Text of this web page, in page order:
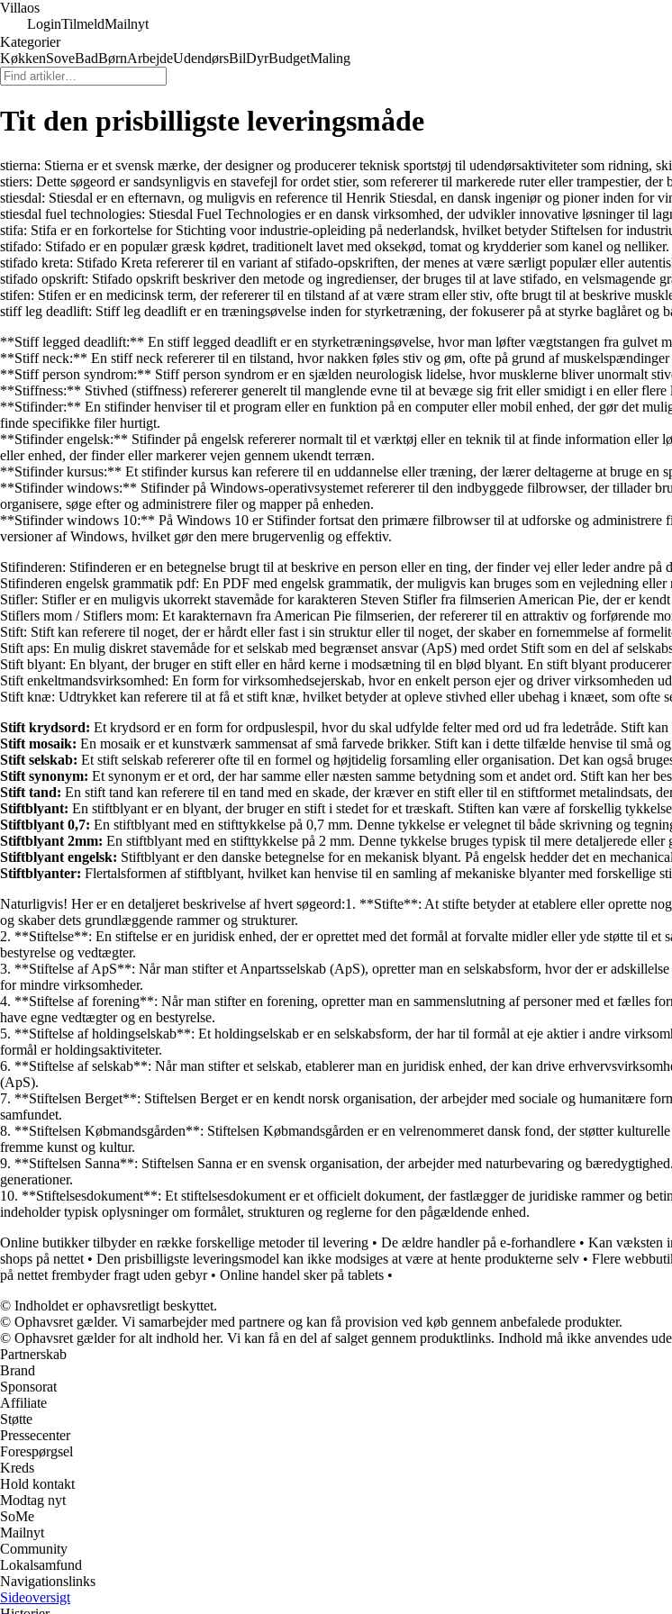
Villaos
LoginTilmeldMailnyt
Kategorier
KøkkenSoveBadBørnArbejdeUdendørsBilDyrBudgetMaling
Tit den prisbilligste leveringsmåde
stierna: Stierna er et svensk mærke, der designer og producerer teknisk sportstøj til udendørsaktiviteter som ridning,
stiers: Dette søgeord er sandsynligvis en stavefejl for ordet stier, som refererer til markerede ruter eller trampestier,
stiesdal: Stiesdal er en efternavn, og muligvis en reference til Henrik Stiesdal, en dansk ingeniør og pioner inden for
stiesdal fuel technologies: Stiesdal Fuel Technologies er en dansk virksomhed, der udvikler innovative løsninger til
stifa: Stifa er en forkortelse for Stichting voor industrie-opleiding på nederlandsk, hvilket betyder Stiftelsen for
stifado: Stifado er en populær græsk kødret, traditionelt lavet med oksekød, tomat og krydderier som kanel og nelliker.
stifado kreta: Stifado Kreta refererer til en variant af stifado-opskriften, der menes at være særligt populær eller
stifado opskrift: Stifado opskrift beskriver den metode og ingredienser, der bruges til at lave stifado, en velsmagende
stifen: Stifen er en medicinsk term, der refererer til en tilstand af at være stram eller stiv, ofte brugt til at beskrive
stiff leg deadlift: Stiff leg deadlift er en træningsøvelse inden for styrketræning, der fokuserer på at styrke baglåret og
**Stiff legged deadlift:** En stiff legged deadlift er en styrketræningsøvelse, hvor man løfter vægtstangen fra gulvet
**Stiff neck:** En stiff neck refererer til en tilstand, hvor nakken føles stiv og øm, ofte på grund af
**Stiff person syndrom:** Stiff person syndrom er en sjælden neurologisk lidelse, hvor musklerne bliver unormalt
**Stiffness:** Stivhed (stiffness) refererer generelt til manglende evne til at bevæge sig frit eller smidigt i en eller
**Stifinder:** En stifinder henviser til et program eller en funktion på en computer eller mobil enhed, der gør det
finde specifikke filer hurtigt.
**Stifinder engelsk:** Stifinder på engelsk refererer normalt til et værktøj eller en teknik til at finde information eller
eller enhed, der finder eller markerer vejen gennem ukendt terræn.
**Stifinder kursus:** Et stifinder kursus kan referere til en uddannelse eller træning, der lærer deltagerne at bruge
**Stifinder windows:** Stifinder på Windows-operativsystemet refererer til den indbyggede filbrowser, der tillader
organisere, søge efter og administrere filer og mapper på enheden.
**Stifinder windows 10:** På Windows 10 er Stifinder fortsat den primære filbrowser til at udforske og administrere
versioner af Windows, hvilket gør den mere brugervenlig og effektiv.
Stifinderen: Stifinderen er en betegnelse brugt til at beskrive en person eller en ting, der finder vej eller leder andre på
Stifinderen engelsk grammatik pdf: En PDF med engelsk grammatik, der muligvis kan bruges som en vejledning
Stifler: Stifler er en muligvis ukorrekt stavemåde for karakteren Steven Stifler fra filmserien American Pie, der er
Stiflers mom / Stiflers mom: Et karakternavn fra American Pie filmserien, der refererer til en attraktiv og forførende
Stift: Stift kan referere til noget, der er hårdt eller fast i sin struktur eller til noget, der skaber en fornemmelse af
Stift aps: En mulig diskret stavemåde for et selskab med begrænset ansvar (ApS) med ordet Stift som en del af
Stift blyant: En blyant, der bruger en stift eller en hård kerne i modsætning til en blød blyant. En stift blyant
Stift enkeltmandsvirksomhed: En form for virksomhedsejerskab, hvor en enkelt person ejer og driver virksomheden
Stift knæ: Udtrykket kan referere til at få et stift knæ, hvilket betyder at opleve stivhed eller ubehag i knæet, som ofte
Stift krydsord: Et krydsord er en form for ordpuslespil, hvor du skal udfylde felter med ord ud fra ledetråde. Stift
Stift mosaik: En mosaik er et kunstværk sammensat af små farvede brikker. Stift kan i dette tilfælde henvise til små
Stift selskab: Et stift selskab refererer ofte til en formel og højtidelig forsamling eller organisation. Det kan også
Stift synonym: Et synonym er et ord, der har samme eller næsten samme betydning som et andet ord. Stift kan her
Stift tand: En stift tand kan referere til en tand med en skade, der kræver en stift eller til en stiftformet metalindsats,
Stiftblyant: En stiftblyant er en blyant, der bruger en stift i stedet for et træskaft. Stiften kan være af forskellig
Stiftblyant 0,7: En stiftblyant med en stifttykkelse på 0,7 mm. Denne tykkelse er velegnet til både skrivning og
Stiftblyant 2mm: En stiftblyant med en stifttykkelse på 2 mm. Denne tykkelse bruges typisk til mere detaljerede
Stiftblyant engelsk: Stiftblyant er den danske betegnelse for en mekanisk blyant. På engelsk hedder det en
Stiftblyanter: Flertalsformen af stiftblyant, hvilket kan henvise til en samling af mekaniske blyanter med forskellige
Naturligvis! Her er en detaljeret beskrivelse af hvert søgeord:1. **Stifte**: At stifte betyder at etablere eller oprette
og skaber dets grundlæggende rammer og strukturer.
2. **Stiftelse**: En stiftelse er en juridisk enhed, der er oprettet med det formål at forvalte midler eller yde støtte til
bestyrelse og vedtægter.
3. **Stiftelse af ApS**: Når man stifter et Anpartsselskab (ApS), opretter man en selskabsform, hvor der er
for mindre virksomheder.
4. **Stiftelse af forening**: Når man stifter en forening, opretter man en sammenslutning af personer med et fælles
have egne vedtægter og en bestyrelse.
5. **Stiftelse af holdingselskab**: Et holdingselskab er en selskabsform, der har til formål at eje aktier i andre
formål er holdingsaktiviteter.
6. **Stiftelse af selskab**: Når man stifter et selskab, etablerer man en juridisk enhed, der kan drive
(ApS).
7. **Stiftelsen Berget**: Stiftelsen Berget er en kendt norsk organisation, der arbejder med sociale og humanitære
samfundet.
8. **Stiftelsen Købmandsgården**: Stiftelsen Købmandsgården er en velrenommeret dansk fond, der støtter
fremme kunst og kultur.
9. **Stiftelsen Sanna**: Stiftelsen Sanna er en svensk organisation, der arbejder med naturbevaring og
generationer.
10. **Stiftelsesdokument**: Et stiftelsesdokument er et officielt dokument, der fastlægger de juridiske rammer og
indeholder typisk oplysninger om formålet, strukturen og reglerne for den pågældende enhed.
Online butikker tilbyder en række forskellige metoder til levering • De ældre handler på e-forhandlere • Kan væksten
shops på nettet • Den prisbilligste leveringsmodel kan ikke modsiges at være at hente produkterne selv • Flere
på nettet frembyder fragt uden gebyr• Online handel sker på tablets •
© Indholdet er ophavsretligt beskyttet.
© Ophavsret gælder. Vi samarbejder med partnere og kan få provision ved køb gennem anbefalede produkter.
© Ophavsret gælder for alt indhold her. Vi kan få en del af salget gennem produktlinks. Indhold må ikke anvendes
Partnerskab
Brand
Sponsorat
Affiliate
Støtte
Pressecenter
Forespørgsel
Kreds
Hold kontakt
Modtag nyt
SoMe
Mailnyt
Community
Lokalsamfund
Navigationslinks
Sideoversigt